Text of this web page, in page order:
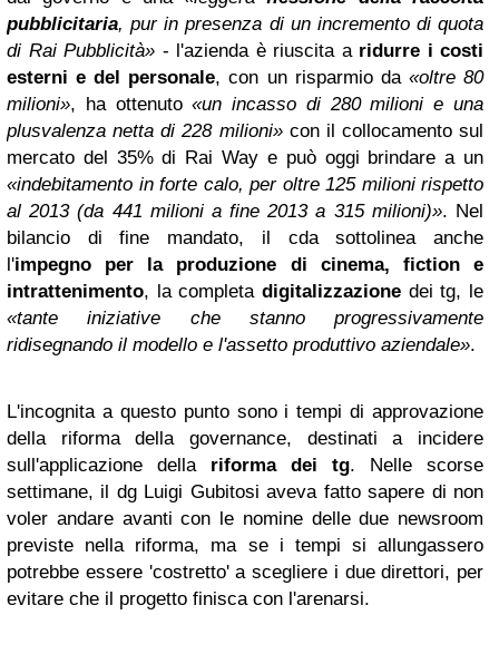
pubblicitaria, pur in presenza di un incremento di quota
di Rai Pubblicità» - l'azienda è riuscita a ridurre i costi
esterni e del personale, con un risparmio da «oltre 80
milioni», ha ottenuto«un incasso di 280 milioni e una
plusvalenza netta di 228 milioni»con il collocamento sul
mercato del 35% di Rai Way e può oggi brindare a un
«indebitamento in forte calo, per oltre 125 milioni rispetto
al 2013 (da 441 milioni a fine 2013 a 315 milioni)». Nel
bilancio di fine mandato, il cda sottolinea anche
l'impegno per la produzione di cinema, fiction e
intrattenimento, la completa digitalizzazione dei tg, le
«tante iniziative che stanno progressivamente
ridisegnando il modello e l'assetto produttivo aziendale».
L'incognita a questo punto sono i tempi di approvazione
della riforma della governance, destinati a incidere
sull'applicazione della riforma dei tg. Nelle scorse
settimane, il dg Luigi Gubitosi aveva fatto sapere di non
voler andare avanti con le nomine delle due newsroom
previste nella riforma, ma se i tempi si allungassero
potrebbe essere 'costretto' a scegliere i due direttori, per
evitare che il progetto finisca con l'arenarsi.